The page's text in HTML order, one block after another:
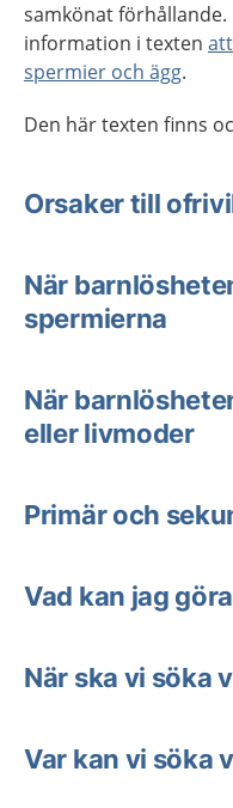
samkönat förhållande.
information i texten
spermier och ägg.
Den här texten finns
Orsaker till
När
spermierna
När
eller livmoder
Primär och
Vad kan jag
När ska vi söka
Var kan vi söka